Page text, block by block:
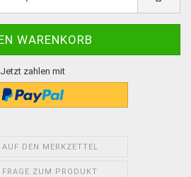
Jetzt zahlen mit
AUF DEN MERKZETTEL
FRAGE ZUM PRODUKT